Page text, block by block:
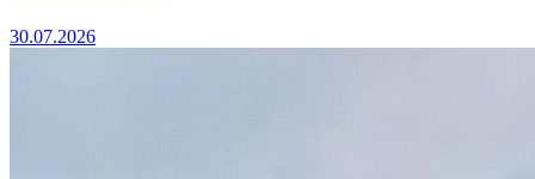
30.07.2026